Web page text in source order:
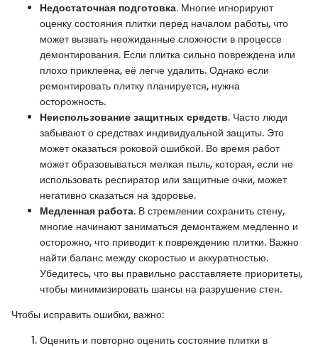
Недостаточная подготовка. Многие игнорируют
оценку состояния плитки перед началом работы, что
может вызвать неожиданные сложности в процессе
демонтирования. Если плитка сильно повреждена или
плохо приклеена, её легче удалить. Однако если
ремонтировать плитку планируется, нужна
осторожность.
Неиспользование защитных средств. Часто люди
забывают о средствах индивидуальной защиты. Это
может оказаться роковой ошибкой. Во время работ
может образовываться мелкая пыль, которая, если не
использовать респиратор или защитные очки, может
негативно сказаться на здоровье.
Медленная работа. В стремлении сохранить стену,
многие начинают заниматься демонтажем медленно и
осторожно, что приводит к повреждению плитки. Важно
найти баланс между скоростью и аккуратностью.
Убедитесь, что вы правильно расставляете приоритеты,
чтобы минимизировать шансы на разрушение стен.
Чтобы исправить ошибки, важно:
Оценить и повторно оценить состояние плитки в